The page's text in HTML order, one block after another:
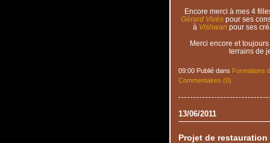
Encore merci à mes 4
Gérard Vivèspour ses
à Vishwan pour ses
Merci encore et
terrains de
09:00 Publié dans Formations
Commentaires (0)
13/06/2011
Projet de restauration